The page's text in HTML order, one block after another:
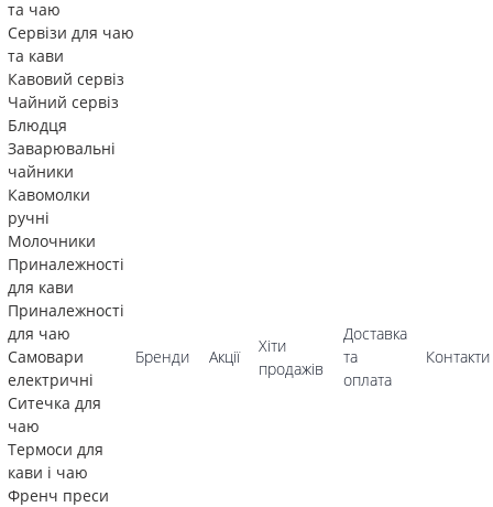
та чаю
Сервізи для чаю
та кави
Кавовий сервіз
Чайний сервіз
Блюдця
Заварювальні
чайники
Кавомолки
ручні
Молочники
Приналежності
для кави
Приналежності
для чаю
Самовари
електричні
Ситечка для
чаю
Термоси для
кави і чаю
Френч преси
Бренди Акції
Хіти
продажів
Доставка
та
оплата
Контакти